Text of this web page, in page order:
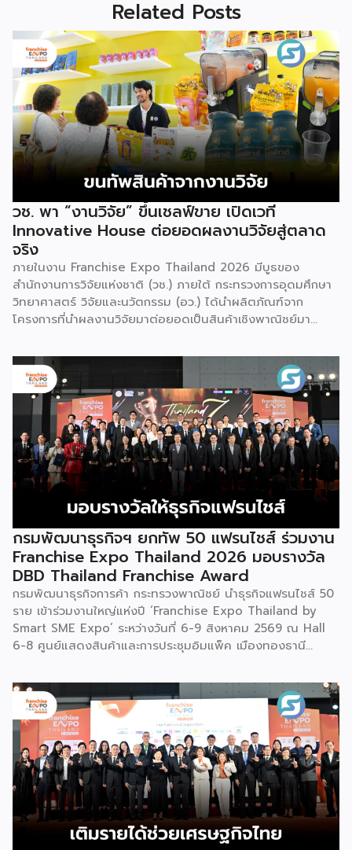
Related Posts
วช. พา “งานวิจัย” ขึ้นเชลฟ์ขาย เปิดเวที
Innovative House ต่อยอดผลงานวิจัยสู่ตลาด
จริง
ภายในงาน Franchise Expo Thailand 2026 มีบูธของ
สำนักงานการวิจัยแห่งชาติ (วช.) ภายใต้ กระทรวงการอุดมศึกษา
วิทยาศาสตร์ วิจัยและนวัตกรรม (อว.) ได้นำผลิตภัณฑ์จาก
โครงการที่นำผลงานวิจัยมาต่อยอดเป็นสินค้าเชิงพาณิชย์มา
มีภารกิจหลัก คือการให้ทุนวิจัย ดูแลเรื่องการวิจัยในภาพรวม รวม
ถึงการให้รางวัล และสนับสนุนนักวิจัย ตั้งแต่ระดับเยาวชนไปจนถึง
นักวิจัยอาวุโส แน่นอนว่านี่เป็นหน่วยงานผู้อยู่เบื้องหลังงานวิจัย
ไทยตั้งแต่ต้นน้ำยันปลายน้ำ กิจกรรมที่นำมาจัดแสดงในบูธ
ครั้งนี้เป็นส่วนหนึ่งของทุนที่ วช. สนับสนุนภายใต้ชุดโครงการ
Innovative House ซึ่งมีเป้าหมายชัดเจน คือการแนะแนวและ
สนับสนุนให้ผู้ประกอบการนำนวัตกรรมที่ต่อยอดมาจากงานวิจัย
ไปพัฒนาต่อจนสามารถขายได้จริงในเชิงพาณิชย์ ไม่ใช่แค่งาน
วิจัยที่อยู่ในห้องแล็บ โดยสินค้าที่นำมาโชว์ในบูธจึงเป็นผลิตภัณฑ์
ที่ “พร้อมขาย” แล้วจริงๆ บางแบรนด์ขายออนไลน์ บางแบรนด์
ขายเฉพาะหน้าร้าน นอกจากนี้ ยังมีการสาธิตนำผลิตภัณฑ์ไป
แปรรูปเป็นเมนูอาหาร-เครื่องดื่มให้ผู้ร่วมงานเห็นวิธีใช้งานจริง
โดยนำ ‘น้ำผึ้ง’ ที่ไม่ได้นำมาวางขายแบบเดิม ๆ แต่แปรรูปเป็น
เครื่องดื่มสเลอปี้ให้ผู้ร่วมงานได้ชิมสดๆ หน้าบูธ เพื่อดึงดูดและ
สร้างประสบการณ์ให้คนในงานได้ทดลองสัมผัสสินค้าจริง และหาก
ใครสนใจก็สามารถซื้อ หัวเชื้อ กลับไปทำเครื่องดื่มต่อเองที่บ้านได้
เช่นกัน […]
กรมพัฒนาธุรกิจฯ ยกทัพ 50 แฟรนไชส์ ร่วมงาน
Franchise Expo Thailand 2026 มอบรางวัล
DBD Thailand Franchise Award
กรมพัฒนาธุรกิจการค้า กระทรวงพาณิชย์ นำธุรกิจแฟรนไชส์ 50
ราย เข้าร่วมงานใหญ่แห่งปี ‘Franchise Expo Thailand by
Smart SME Expo’ ระหว่างวันที่ 6-9 สิงหาคม 2569 ณ Hall
6-8 ศูนย์แสดงสินค้าและการประชุมอิมแพ็ค เมืองทองธานี
2026 ให้แก่ผู้ประกอบธุรกิจแฟรนไชส์ที่อยู่ในการส่งเสริมสนับสนุน
ของกรมฯ นายพูนพงษ์ นัยนาภากรณ์ อธิบดีกรมพัฒนาธุรกิจ
การค้า กระทรวงพาณิชย์ เปิดเผยภายหลังเป็นประธานเปิดงาน
“งานแฟรนไชส์ เอ็กซ์โป ไทยแลนด์ บาย สมาร์ท เอสเอ็มอี เอ็กซ์
โป (Franchise Expo Thailand by Smart SME Expo)” ซึ่ง
เป็นงานแสดงธุรกิจแฟรนไชส์ชั้นนำที่จัดขึ้นโดย บริษัท พีเอ็มจี
คอร์ปอเรชัน จำกัด เพื่อยกระดับศักยภาพของผู้ประกอบการและ
เจ้าของธุรกิจที่ต้องการขยายกิจการผ่านระบบแฟรนไชส์ […]